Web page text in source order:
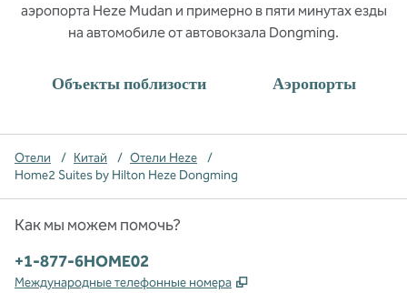
аэропорта Heze Mudan и примерно в пяти минутах езды
на автомобиле от автовокзала Dongming.
Объекты поблизости Аэропорты
Отели / Китай / Отели Heze
/
Home2 Suites by Hilton Heze Dongming
Как мы можем помочь?
Телефон:
+1-877-6HOME02
Международные телефонные номера ,